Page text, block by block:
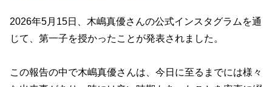
2026年5月15日、木嶋真優さんの公式インスタグラムを通
じて、第一子を授かったことが発表されました。
この報告の中で木嶋真優さんは、今日に至るまでには様々